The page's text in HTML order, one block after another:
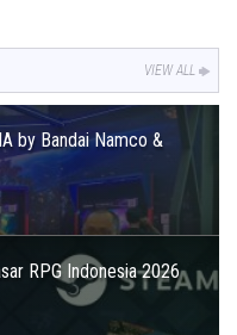
VIEW ALL
by Bandai Namco &
RPG Indonesia 2026